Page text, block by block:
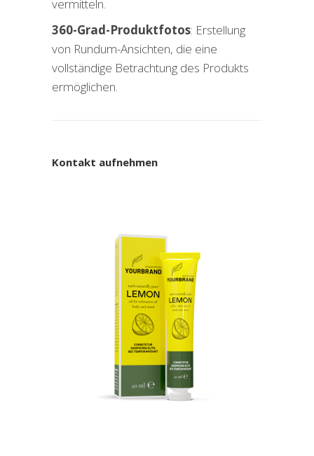
vermitteln.
360-Grad-Produktfotos: Erstellung
von Rundum-Ansichten, die eine
vollständige Betrachtung des Produkts
ermöglichen.
Kontakt aufnehmen